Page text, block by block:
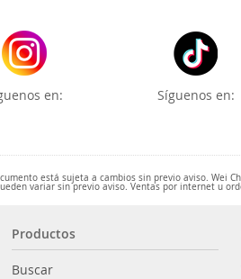
en: Síguenos en:
está sujeta a cambios sin previo aviso. Wei
variar sin previo aviso. Ventas por internet u
Productos
Buscar